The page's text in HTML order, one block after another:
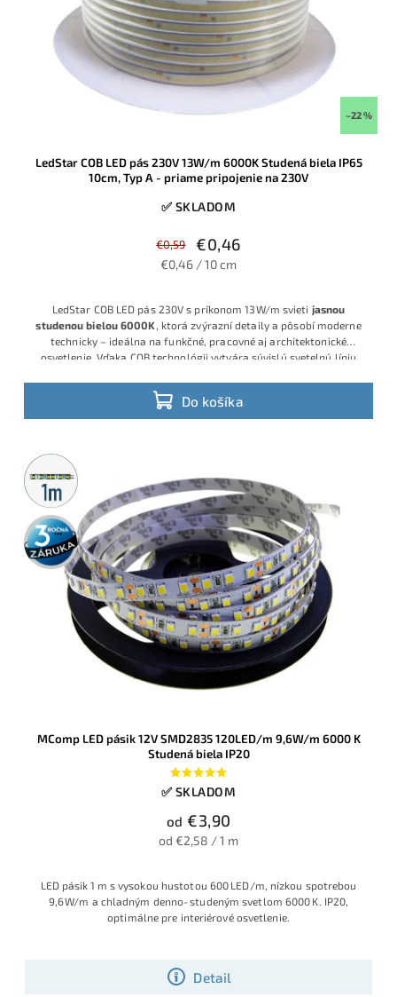
–22 %
LedStar COB LED pás 230V 13W/m 6000K Studená biela IP65
10cm, Typ A - priame pripojenie na 230V
✅ SKLADOM
€0,59 €0,46
€0,46 / 10 cm
Do košíka
LedStar COB LED pás 230V s príkonom 13W/m svieti jasnou
studenou bielou 6000K , ktorá zvýrazní detaily a pôsobí moderne
technicky – ideálna na funkčné, pracovné aj architektonické
osvetlenie. Vďaka COB technológii vytvára súvislú svetelnú líniu
10 cm, takže dĺžku vieš presne prispôsobiť projektu.
Metrážny
predaj
3 roky
záruka
MComp LED pásik 12V SMD2835 120LED/m 9,6W/m 6000 K
Studená biela IP20
✅ SKLADOM
od €3,90
od €2,58 / 1 m
Detail
LED pásik 1 m s vysokou hustotou 600 LED/m, nízkou spotrebou
9,6 W/m a chladným denno‑studeným svetlom 6000 K. IP20,
optimálne pre interiérové osvetlenie.